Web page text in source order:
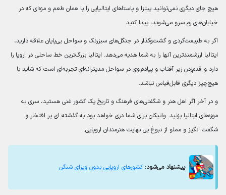
هیچ جای دیگری نمی‌توانید پیتزا و پاستاهای ایتالیایی را با همان طعم و مزه‌ای که در
خیابان‌های رم سرو می‌شوند، پیدا کنید.
اگر به طبیعت‌گردی و گشت‌وگذار در جنگل‌های سبزرنگ و سواحل بی‌پایان علاقه دارید،
ایتالیا ارزشمندترین آنها را به شما هدیه می‌دهد. ایتالیا بزرگ‌ترین خط ساحلی در اروپا را
دارد و قدم‌زدن زیر آفتاب و پیاده‌روی در سواحل مدیترانه‌ای تجربه‌ای است که شاید با
هیچ‌چیز دیگری قابل‌قیاس نباشد.
و در آخر اگر اهل هنر و شگفتی‌های فرهنگ و تاریخ یک کشور غنی هستید، سری به
موزه‌های ایتالیا بزنید. واتیکان برای شما دری خواهد بود به گذشته ای پر افتخار و
شگفت انگیز و مملو از نبوغ بی نهایت هنرمندان اروپایی.
پیشنهاد می‌شود: کشورهای اروپایی بدون ویزای شنگن